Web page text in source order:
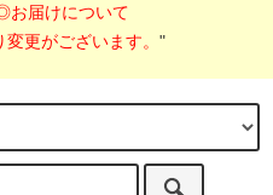
届けについて
変更がございます。"